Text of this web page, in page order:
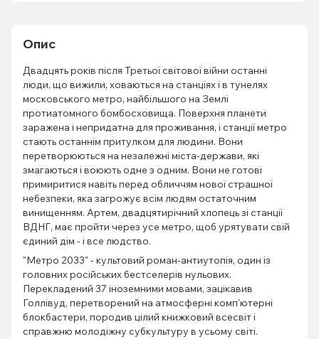
Опис
Двадцять років після Третьої світової війни останні
люди, що вижили, ховаються на станціях і в тунелях
московського метро, найбільшого на Землі
протиатомного бомбосховища. Поверхня планети
заражена і непридатна для проживання, і станції метро
стають останнім притулком для людини. Вони
перетворюються на незалежні міста-держави, які
змагаються і воюють одне з одним. Вони не готові
примиритися навіть перед обличчям нової страшної
небезпеки, яка загрожує всім людям остаточним
винищенням. Артем, двадцятирічний хлопець зі станції
ВДНГ, має пройти через усе метро, щоб урятувати свій
єдиний дім - і все людство.
"Метро 2033" - культовий роман-антиутопія, один із
головних російських бестселерів нульових.
Перекладений 37 іноземними мовами, зацікавив
Голлівуд, перетворений на атмосферні комп'ютерні
блокбастери, породив цілий книжковий всесвіт і
справжню молодіжну субкультуру в усьому світі.